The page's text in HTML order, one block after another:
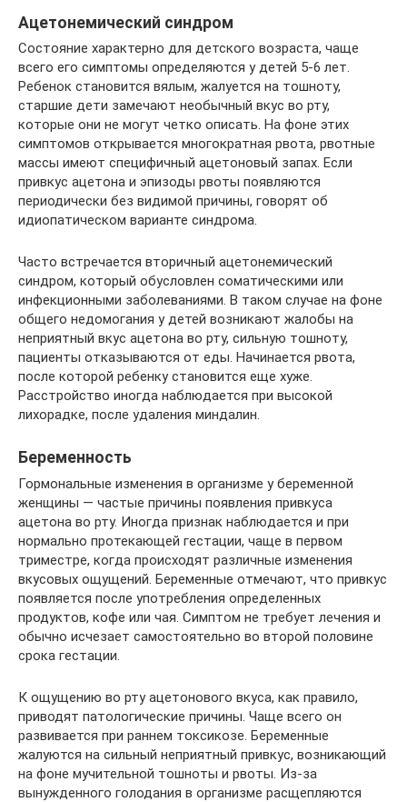
Ацетонемический синдром
Состояние характерно для детского возраста, чаще
всего его симптомы определяются у детей 5-6 лет.
Ребенок становится вялым, жалуется на тошноту,
старшие дети замечают необычный вкус во рту,
которые они не могут четко описать. На фоне этих
симптомов открывается многократная рвота, рвотные
массы имеют специфичный ацетоновый запах. Если
привкус ацетона и эпизоды рвоты появляются
периодически без видимой причины, говорят об
идиопатическом варианте синдрома.
Часто встречается вторичный ацетонемический
синдром, который обусловлен соматическими или
инфекционными заболеваниями. В таком случае на фоне
общего недомогания у детей возникают жалобы на
неприятный вкус ацетона во рту, сильную тошноту,
пациенты отказываются от еды. Начинается рвота,
после которой ребенку становится еще хуже.
Расстройство иногда наблюдается при высокой
лихорадке, после удаления миндалин.
Беременность
Гормональные изменения в организме у беременной
женщины — частые причины появления привкуса
ацетона во рту. Иногда признак наблюдается и при
нормально протекающей гестации, чаще в первом
триместре, когда происходят различные изменения
вкусовых ощущений. Беременные отмечают, что привкус
появляется после употребления определенных
продуктов, кофе или чая. Симптом не требует лечения и
обычно исчезает самостоятельно во второй половине
срока гестации.
К ощущению во рту ацетонового вкуса, как правило,
приводят патологические причины. Чаще всего он
развивается при раннем токсикозе. Беременные
жалуются на сильный неприятный привкус, возникающий
на фоне мучительной тошноты и рвоты. Из-за
вынужденного голодания в организме расщепляются